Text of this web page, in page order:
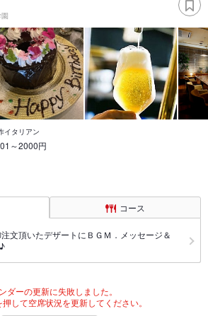
イタリアン
～2000円
コース
注文頂いたデザートにＢＧＭ．メッセージ＆
ダーの更新に失敗しました。
して空席状況を更新してください。